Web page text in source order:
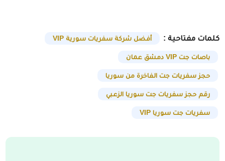
كلمات مفتاحية : أفضل شركة سفريات سورية VIP
باصات جت VIP دمشق عمان
حجز سفريات جت الفاخرة من سوريا
رقم حجز سفريات جت سوريا الزعبي
سفريات جت سوريا VIP